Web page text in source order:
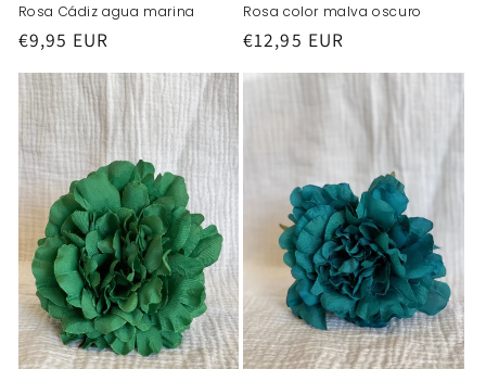
Rosa Cádiz agua marina
Precio
habitual
€9,95 EUR
Rosa color malva oscuro
Precio
habitual
€12,95 EUR